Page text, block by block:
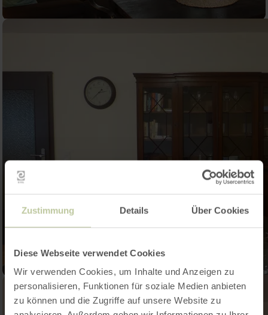
Zustimmung Details Über Cookies
Diese Webseite verwendet Cookies
Wir verwenden Cookies, um Inhalte und Anzeigen zu
personalisieren, Funktionen für soziale Medien anbieten
zu können und die Zugriffe auf unsere Website zu